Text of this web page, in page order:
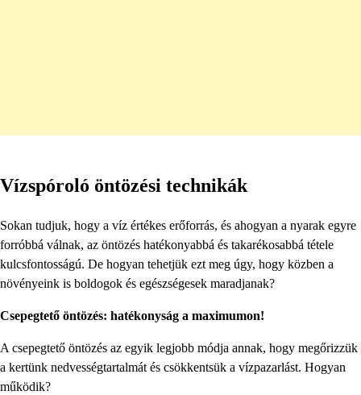
Vízspóroló öntözési technikák
Sokan tudjuk, hogy a víz értékes erőforrás, és ahogyan a nyarak egyre
forróbbá válnak, az öntözés hatékonyabbá és takarékosabbá tétele
kulcsfontosságú. De hogyan tehetjük ezt meg úgy, hogy közben a
növényeink is boldogok és egészségesek maradjanak?
Csepegtető öntözés: hatékonyság a maximumon!
A csepegtető öntözés az egyik legjobb módja annak, hogy megőrizzük
a kertünk nedvességtartalmát és csökkentsük a vízpazarlást. Hogyan
működik?